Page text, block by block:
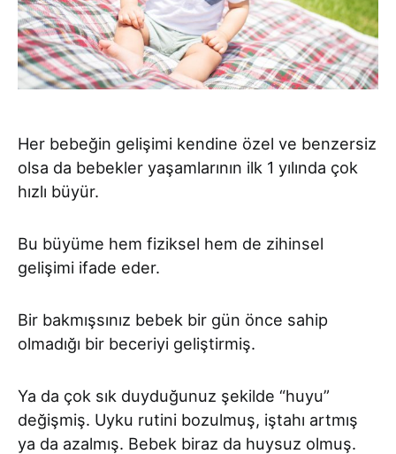
Her bebeğin gelişimi kendine özel ve benzersiz
olsa da bebekler yaşamlarının ilk 1 yılında çok
hızlı büyür.
Bu büyüme hem fiziksel hem de zihinsel
gelişimi ifade eder.
Bir bakmışsınız bebek bir gün önce sahip
olmadığı bir beceriyi geliştirmiş.
Ya da çok sık duyduğunuz şekilde “huyu”
değişmiş. Uyku rutini bozulmuş, iştahı artmış
ya da azalmış. Bebek biraz da huysuz olmuş.